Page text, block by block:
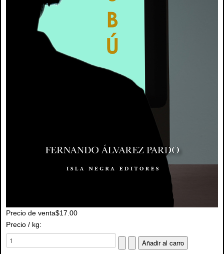
Precio de venta$17.00
Precio / kg: